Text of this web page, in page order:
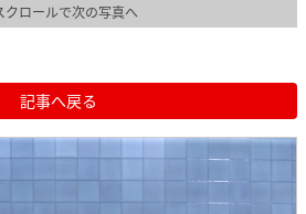
クロールで次の写真へ
記事へ戻る